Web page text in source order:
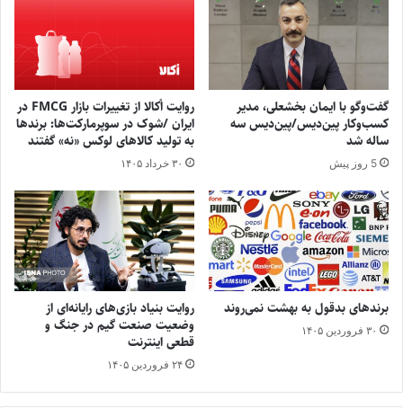
گفت‌وگو با ایمان بخشعلی، مدیر
کسب‌وکار پین‌دیس/پین‌دیس سه
ساله شد
5 روز پیش
روایت اُکالا از تغییرات بازار FMCG در
ایران /شوک در سوپرمارکت‌ها: برندها
به تولید کالاهای لوکس «نه» گفتند
۳۰ خرداد ۱۴۰۵
برندهای بدقول به بهشت نمی‌روند
۳۰ فروردین ۱۴۰۵
روایت بنیاد بازی‌های رایانه‌ای از
وضعیت صنعت گیم در جنگ و
قطعی اینترنت
۲۴ فروردین ۱۴۰۵